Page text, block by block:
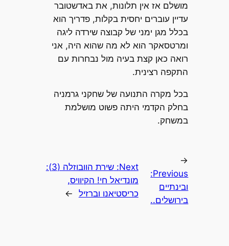
מושלם אז אין תלונות, את באדשטובר
עדיין עוברים יחסית בקלות, פדריך הוא
בכלל מגן ימני של קבוצה שירדה ליגה
ומרטסאקר הוא לא מה שהוא היה, אני
רואה כאן קצת בעיה מול נבחרות עם
התקפה רצינית.
בכל מקרה התנועה של שחקני גרמניה
בחלק הקדמי היתה פשוט מושלמת
במשחק.
←
Previous:
ובינתיים
בירושלים..
Next:
שירת הוובוזלה (3):
מונדיאל חי! הקיוויס,
כריסטיאנו וברזיל
→